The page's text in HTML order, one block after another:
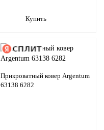
Купить
Прикроватный ковер Argentum
63138 6282